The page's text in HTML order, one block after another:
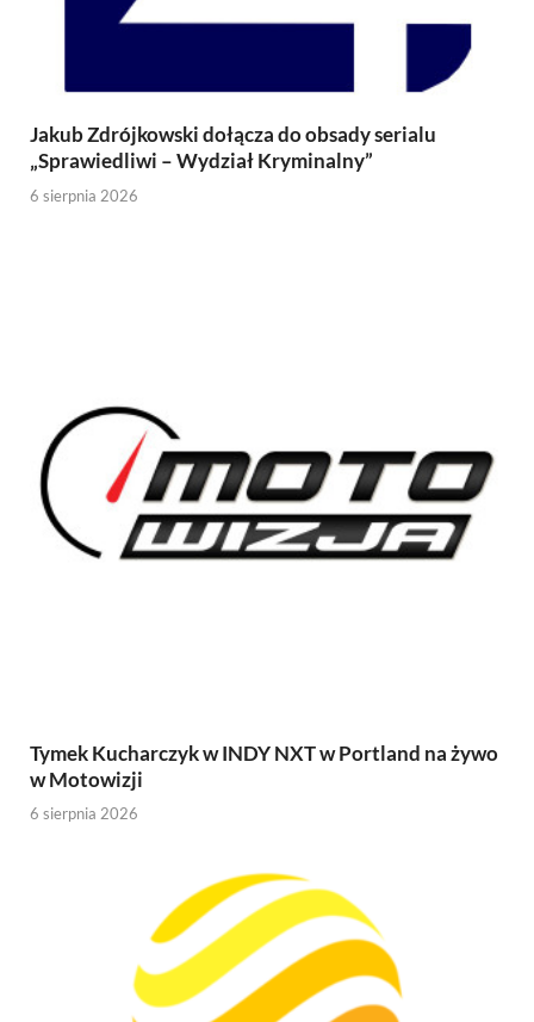
Jakub Zdrójkowski dołącza do obsady serialu
„Sprawiedliwi – Wydział Kryminalny”
6 sierpnia 2026
Tymek Kucharczyk w INDY NXT w Portland na żywo
w Motowizji
6 sierpnia 2026